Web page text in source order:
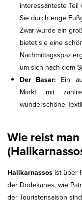
interessanteste Teil
Sie durch enge
Zwar wurde ein
bietet sie eine
um sich nach dem
Der Basar: Ein
Markt mit
wunderschöne
Wie reist
Halikarnassos ist über
der Dodekanes, wie
der Touristensaison